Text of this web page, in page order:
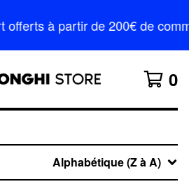
offerts à partir de 200€ de
0
Alphabétique (Z à A)